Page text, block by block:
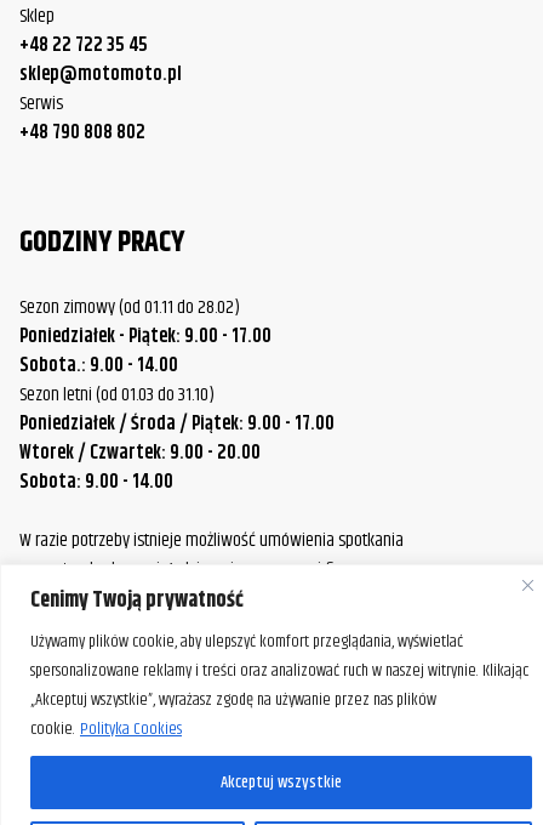
Cenimy Twoją prywatność
Używamy plików cookie, aby ulepszyć komfort przeglądania, wyświetlać
spersonalizowane reklamy i treści oraz analizować ruch w naszej witrynie. Klikając
„Akceptuj wszystkie”, wyrażasz zgodę na używanie przez nas plików
cookie. Polityka Cookies
Akceptuj wszystkie
Sklep
+48 22 722 35 45
sklep@motomoto.pl
Serwis
+48 790 808 802
GODZINY PRACY
Sezon zimowy (od 01.11 do 28.02)
Poniedziałek - Piątek: 9.00 - 17.00
Sobota.: 9.00 - 14.00
Sezon letni (od 01.03 do 31.10)
Poniedziałek / Środa / Piątek: 9.00 - 17.00
Wtorek / Czwartek: 9.00 - 20.00
Sobota: 9.00 - 14.00
W razie potrzeby istnieje możliwość umówienia spotkania
poza standardowymi godzinami pracy naszej firmy.
Prosimy o wcześniejszy kontakt, aby ustalić dogodny termin.